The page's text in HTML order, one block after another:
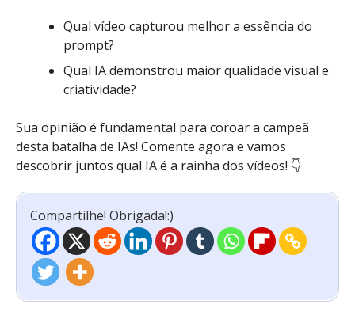
Qual vídeo capturou melhor a essência do
prompt?
Qual IA demonstrou maior qualidade visual e
criatividade?
Sua opinião é fundamental para coroar a campeã
desta batalha de IAs! Comente agora e vamos
descobrir juntos qual IA é a rainha dos vídeos! 👇
Compartilhe! Obrigada!:)